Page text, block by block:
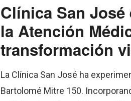
Clínica San José
la Atención
transformación
La Clínica San José ha
Bartolomé Mitre 150.